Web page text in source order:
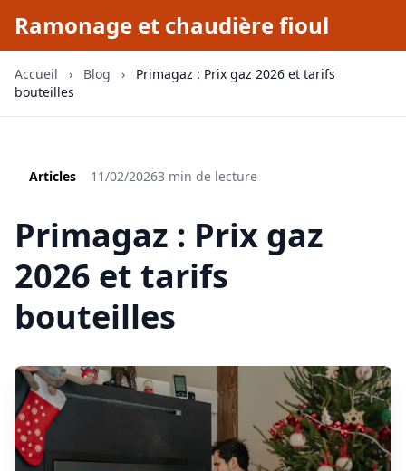
Ramonage et chaudière fioul
Accueil › Blog ›
Primagaz : Prix gaz 2026 et tarifs
bouteilles
Articles 11/02/20263 min de lecture
Primagaz : Prix gaz
2026 et tarifs
bouteilles